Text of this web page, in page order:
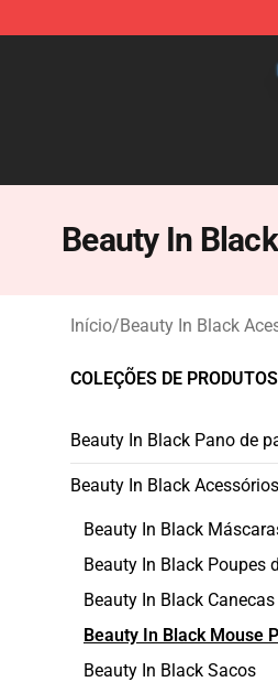
Beauty In
Início/Beauty In Black
COLEÇÕES DE PRODUTOS
Beauty In Black Pano de
Beauty In Black Acessórios
Beauty In Black
Beauty In Black Poupes
Beauty In Black Canecas
Beauty In Black Mouse
Beauty In Black Sacos